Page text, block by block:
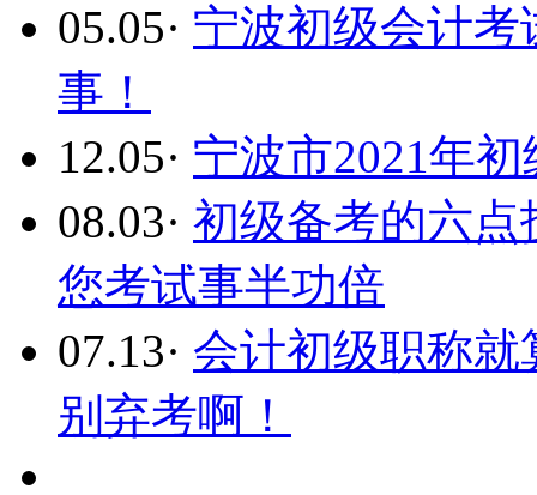
05.05· 宁波初级会计
事！
12.05· 宁波市2021年
08.03· 初级备考的六点
您考试事半功倍
07.13· 会计初级职称
别弃考啊！